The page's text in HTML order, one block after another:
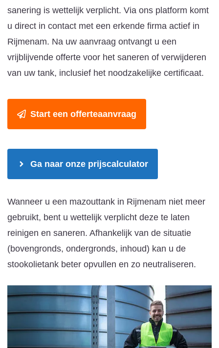
sanering is wettelijk verplicht. Via ons platform komt
u direct in contact met een erkende firma actief in
Rijmenam. Na uw aanvraag ontvangt u een
vrijblijvende offerte voor het saneren of verwijderen
van uw tank, inclusief het noodzakelijke certificaat.
Start een offerteaanvraag
Ga naar onze prijscalculator
Wanneer u een mazouttank in Rijmenam niet meer
gebruikt, bent u wettelijk verplicht deze te laten
reinigen en saneren. Afhankelijk van de situatie
(bovengronds, ondergronds, inhoud) kan u de
stookolietank beter opvullen en zo neutraliseren.